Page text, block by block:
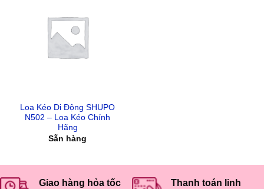
Loa Kéo Di Động SHUPO
N502 – Loa Kéo Chính
Hãng
Sẵn hàng
Giao hàng hỏa tốc
Thanh toán linh